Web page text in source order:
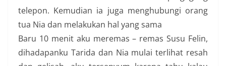
telepon. Kemudian ia juga menghubungi orang
tua Nia dan melakukan hal yang sama
Baru 10 menit aku meremas – remas Susu Felin,
dihadapanku Tarida dan Nia mulai terlihat resah